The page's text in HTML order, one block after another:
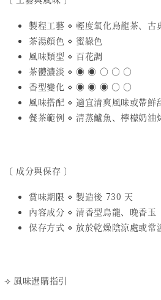
製程工藝 ⋄ 輕度氧化烏龍茶、古
茶湯顏色 ⋄ 蜜綠色
風味類型 ⋄ 百花調
茶體濃淡 ⋄ ◉ ◉ ○ ○ ○
香型變化 ⋄ ◉ ◉ ◉ ○ ○
風味搭配 ⋄ 適宜清爽風味或帶鮮
餐茶範例 ⋄ 清蒸鱸魚、檸檬奶油
〔 成分與保存 〕
賞味期限 ⋄ 製造後 730 天
內容成分 ⋄ 清香型烏龍、晚香玉
保存方式 ⋄ 放於乾燥陰涼處或常
⟢ 風味選購指引